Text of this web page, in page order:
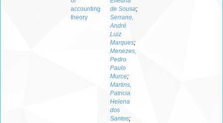
accounting
theory
de Sousa;
Serrano,
André
Luiz
Marques;
Menezes,
Pedro
Paulo
Murce;
Martins,
Patricia
Helena
dos
Santos;